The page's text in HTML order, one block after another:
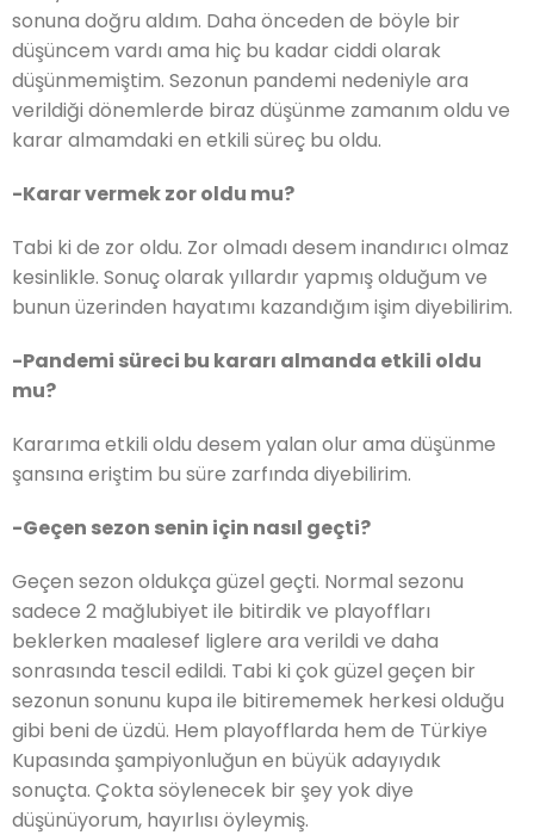
sonuna doğru aldım. Daha önceden de böyle bir
düşüncem vardı ama hiç bu kadar ciddi olarak
düşünmemiştim. Sezonun pandemi nedeniyle ara
verildiği dönemlerde biraz düşünme zamanım oldu ve
karar almamdaki en etkili süreç bu oldu.
-Karar vermek zor oldu mu?
Tabi ki de zor oldu. Zor olmadı desem inandırıcı olmaz
kesinlikle. Sonuç olarak yıllardır yapmış olduğum ve
bunun üzerinden hayatımı kazandığım işim diyebilirim.
-Pandemi süreci bu kararı almanda etkili oldu
mu?
Kararıma etkili oldu desem yalan olur ama düşünme
şansına eriştim bu süre zarfında diyebilirim.
-Geçen sezon senin için nasıl geçti?
Geçen sezon oldukça güzel geçti. Normal sezonu
sadece 2 mağlubiyet ile bitirdik ve playoffları
beklerken maalesef liglere ara verildi ve daha
sonrasında tescil edildi. Tabi ki çok güzel geçen bir
sezonun sonunu kupa ile bitirememek herkesi olduğu
gibi beni de üzdü. Hem playofflarda hem de Türkiye
Kupasında şampiyonluğun en büyük adayıydık
sonuçta. Çokta söylenecek bir şey yok diye
düşünüyorum, hayırlısı öyleymiş.